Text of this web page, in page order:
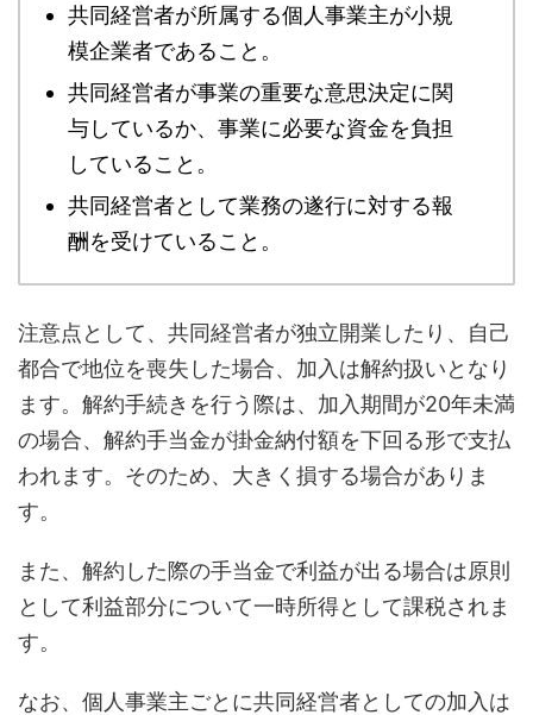
共同経営者が所属する個人事業主が小規
模企業者であること。
共同経営者が事業の重要な意思決定に関
与しているか、事業に必要な資金を負担
していること。
共同経営者として業務の遂行に対する報
酬を受けていること。
注意点として、共同経営者が独立開業したり、自己
都合で地位を喪失した場合、加入は解約扱いとなり
ます。解約手続きを行う際は、加入期間が20年未満
の場合、解約手当金が掛金納付額を下回る形で支払
われます。そのため、大きく損する場合がありま
す。
また、解約した際の手当金で利益が出る場合は原則
として利益部分について一時所得として課税されま
す。
なお、個人事業主ごとに共同経営者としての加入は